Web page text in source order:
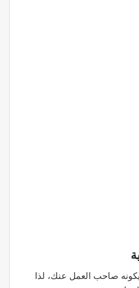
يكونه صاحب العمل عنك، لذا